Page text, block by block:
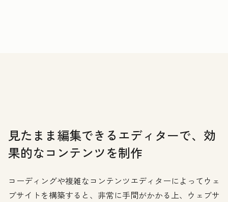
見たまま編集できるエディターで、効
果的なコンテンツを制作
コーディングや複雑なコンテンツエディターによってウェ
ブサイトを構築すると、非常に手間がかかる上、ウェブサ